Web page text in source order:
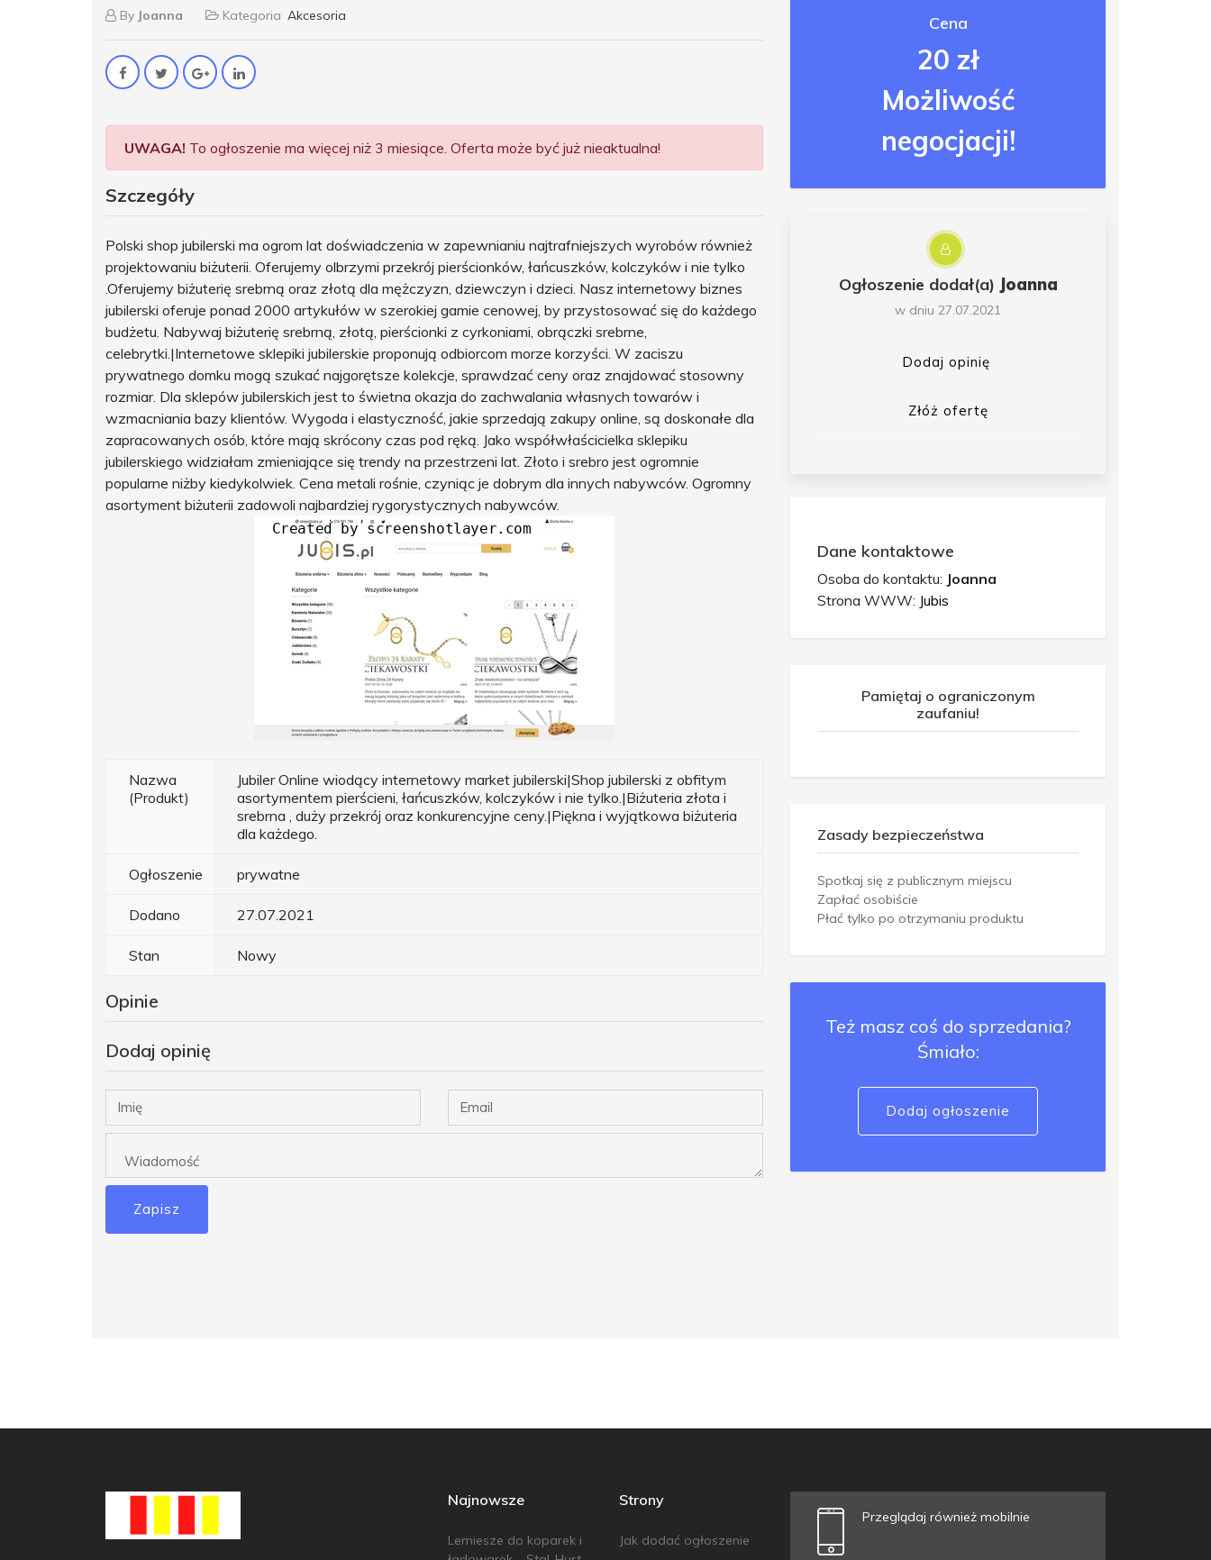
By Joanna Kategoria Akcesoria
UWAGA! To ogłoszenie ma więcej niż 3 miesiące. Oferta może być już nieaktualna!
Szczegóły
Polski shop jubilerski ma ogrom lat doświadczenia w zapewnianiu najtrafniejszych wyrobów również
projektowaniu biżuterii. Oferujemy olbrzymi przekrój pierścionków, łańcuszków, kolczyków i nie tylko
.Oferujemy biżuterię srebrną oraz złotą dla mężczyzn, dziewczyn i dzieci. Nasz internetowy biznes
jubilerski oferuje ponad 2000 artykułów w szerokiej gamie cenowej, by przystosować się do każdego
budżetu. Nabywaj biżuterię srebrną, złotą, pierścionki z cyrkoniami, obrączki srebrne,
celebrytki.|Internetowe sklepiki jubilerskie proponują odbiorcom morze korzyści. W zaciszu
prywatnego domku mogą szukać najgorętsze kolekcje, sprawdzać ceny oraz znajdować stosowny
rozmiar. Dla sklepów jubilerskich jest to świetna okazja do zachwalania własnych towarów i
wzmacniania bazy klientów. Wygoda i elastyczność, jakie sprzedają zakupy online, są doskonałe dla
zapracowanych osób, które mają skrócony czas pod ręką. Jako współwłaścicielka sklepiku
jubilerskiego widziałam zmieniające się trendy na przestrzeni lat. Złoto i srebro jest ogromnie
popularne niżby kiedykolwiek. Cena metali rośnie, czyniąc je dobrym dla innych nabywców. Ogromny
asortyment biżuterii zadowoli najbardziej rygorystycznych nabywców.
Nazwa
(Produkt)
Jubiler Online wiodący internetowy market jubilerski|Shop jubilerski z obfitym
asortymentem pierścieni, łańcuszków, kolczyków i nie tylko.|Biżuteria złota i
srebrna , duży przekrój oraz konkurencyjne ceny.|Piękna i wyjątkowa biżuteria
dla każdego.
Ogłoszenie prywatne
Dodano 27.07.2021
Stan Nowy
Opinie
Dodaj opinię
Zapisz
Cena
20 zł
Możliwość
negocjacji!
Ogłoszenie dodał(a) Joanna
w dniu 27.07.2021
Dodaj opinię
Złóż ofertę
Dane kontaktowe
Osoba do kontaktu: Joanna
Strona WWW: Jubis
Pamiętaj o ograniczonym
zaufaniu!
Zasady bezpieczeństwa
Spotkaj się z publicznym miejscu
Zapłać osobiście
Płać tylko po otrzymaniu produktu
Też masz coś do sprzedania?
Śmiało:
Dodaj ogłoszenie
Najnowsze
Lemiesze do koparek i
Strony
Jak dodać ogłoszenie
Przeglądaj również mobilnie